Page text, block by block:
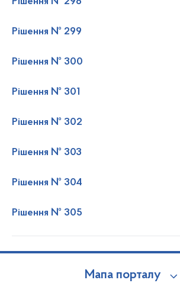
Рішення № 299
Рішення № 300
Рішення № 301
Рішення № 302
Рішення № 303
Рішення № 304
Рішення № 305
Мапа порталу